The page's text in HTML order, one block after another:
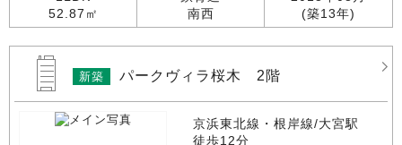
52.87㎡
南西
(築13年)
新築 パークヴィラ桜木 2階
京浜東北線・根岸線/大宮駅
徒歩12分